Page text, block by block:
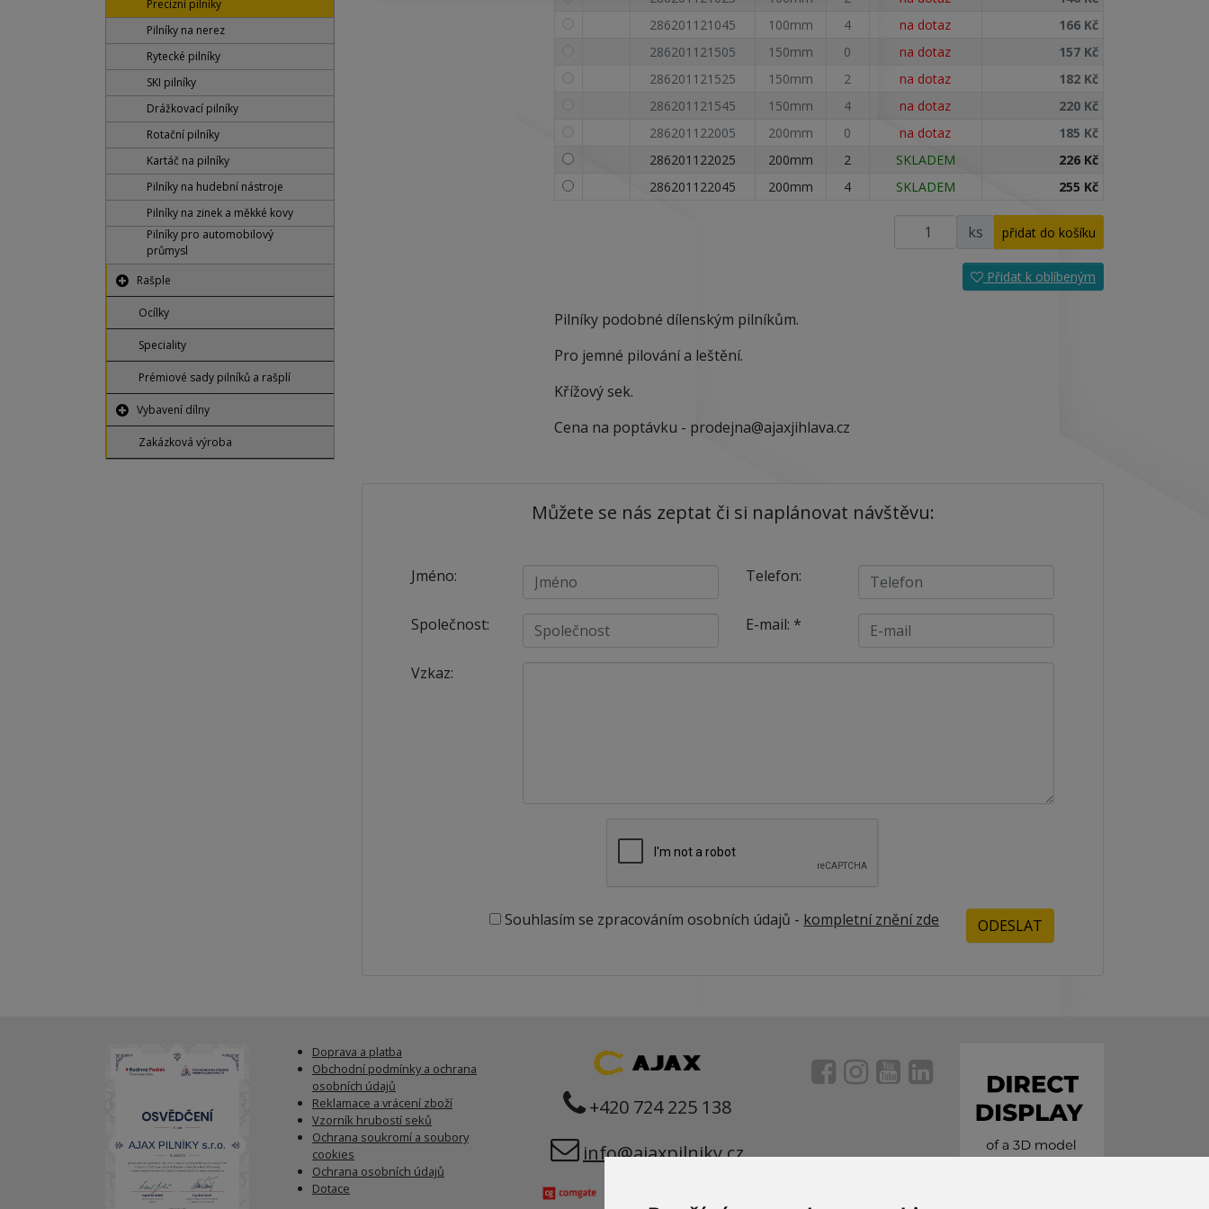
Precizní pilníky
Pilníky na nerez
Rytecké pilníky
SKI pilníky
Drážkovací pilníky
Rotační pilníky
Kartáč na pilníky
Pilníky na hudební nástroje
Pilníky na zinek a měkké kovy
Pilníky pro automobilový
průmysl
Rašple
Ocílky
Speciality
Prémiové sady pilníků a rašplí
Vybavení dílny
Zakázková výroba
286201121045
100mm 4 na dotaz
166 Kč
286201121505
150mm 0 na dotaz
157 Kč
286201121525
150mm 2 na dotaz
182 Kč
286201121545
150mm 4 na dotaz
220 Kč
286201122005
200mm 0 na dotaz
185 Kč
286201122025
200mm 2 SKLADEM
226 Kč
286201122045
200mm 4 SKLADEM 255 Kč
ks
Přidat k oblíbeným
Pilníky podobné dílenským pilníkům.
Pro jemné pilování a leštění.
Křížový sek.
Cena na poptávku - prodejna@ajaxjihlava.cz
Můžete se nás zeptat či si naplánovat návštěvu:
Jméno: Telefon:
Společnost: E-mail: *
Vzkaz:
Souhlasím se zpracováním osobních údajů - kompletní znění zde
Doprava a platba
Obchodní podmínky a ochrana
osobních údajů
Reklamace a vrácení zboží
Vzorník hrubostí seků
Ochrana soukromí a soubory
cookies
Ochrana osobních údajů
Dotace
+420 724 225 138
info@ajaxpilniky.cz